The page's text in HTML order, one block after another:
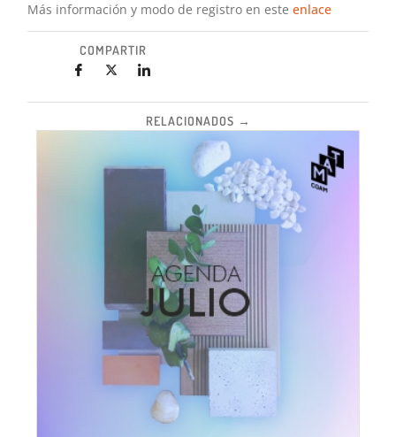
Más información y modo de registro en esteenlace
COMPARTIR
RELACIONADOS →